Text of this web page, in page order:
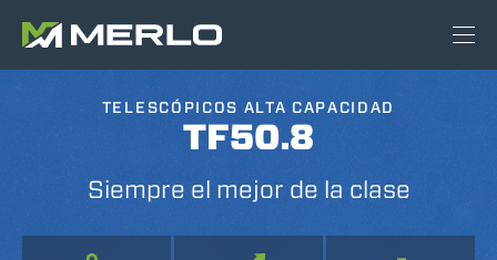
TELESCÓPICOS ALTA CAPACIDAD
TF50.8
Siempre el mejor de la clase